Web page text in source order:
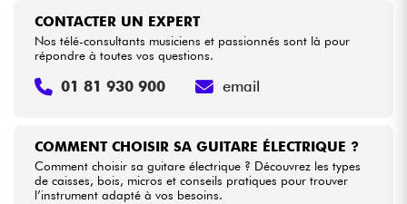
COMMENT CHOISIR SA GUITARE ÉLECTRIQUE ?
Comment choisir sa guitare électrique ? Découvrez les types
de caisses, bois, micros et conseils pratiques pour trouver
l’instrument adapté à vos besoins.
CONTACTER UN EXPERT
Nos télé-consultants musiciens et passionnés sont là pour
répondre à toutes vos questions.
01 81 930 900 email